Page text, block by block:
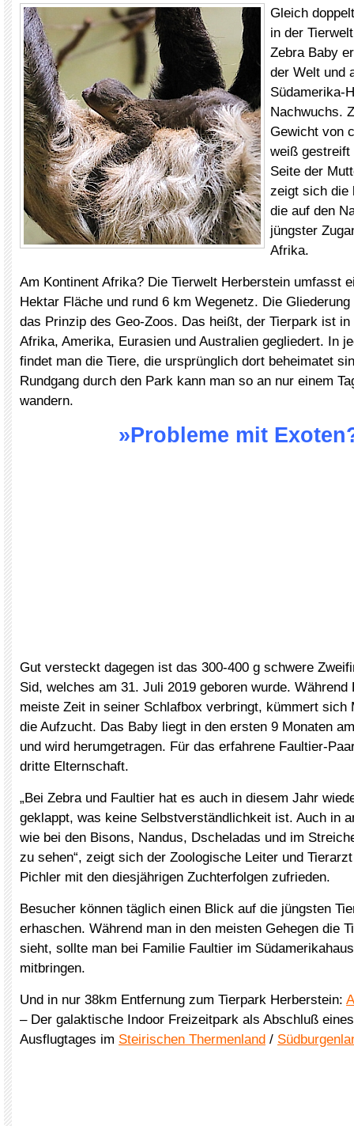
Gleich
in der
Zebra Baby
der Welt und
Südamerika-
Nachwuchs.
Gewicht von
weiß gestreift
Seite der
zeigt sich die
die auf den
jüngster
Afrika.
Am Kontinent Afrika? Die Tierwelt Herberstein umfasst
Hektar Fläche und rund 6 km Wegenetz. Die
das Prinzip des Geo-Zoos. Das heißt, der Tierpark ist in
Afrika, Amerika, Eurasien und Australien gegliedert. In
findet man die Tiere, die ursprünglich dort beheimatet
Rundgang durch den Park kann man so an nur einem
wandern.
»Probleme mit
Gut versteckt dagegen ist das 300-400 g schwere
Sid, welches am 31. Juli 2019 geboren wurde. Während
meiste Zeit in seiner Schlafbox verbringt, kümmert sich
die Aufzucht. Das Baby liegt in den ersten 9 Monaten
und wird herumgetragen. Für das erfahrene Faultier-
dritte Elternschaft.
„Bei Zebra und Faultier hat es auch in diesem Jahr
geklappt, was keine Selbstverständlichkeit ist. Auch in
wie bei den Bisons, Nandus, Dscheladas und im
zu sehen“, zeigt sich der Zoologische Leiter und
Pichler mit den diesjährigen Zuchterfolgen zufrieden.
Besucher können täglich einen Blick auf die jüngsten
erhaschen. Während man in den meisten Gehegen die
sieht, sollte man bei Familie Faultier im
mitbringen.
Und in nur 38km Entfernung zum Tierpark Herberstein:
– Der galaktische Indoor Freizeitpark als Abschluß
Ausflugtages im Steirischen Thermenland /